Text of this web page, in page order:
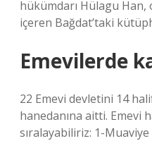
hükümdarı Hülagu Han,
içeren Bağdat’taki
Emevilerde
22 Emevi devletini 14
hanedanına aitti. Emevi
sıralayabiliriz: 1-